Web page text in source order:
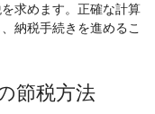
求めます。正確な計算
納税手続きを進めるこ
節税方法